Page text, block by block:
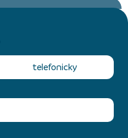
telefonicky